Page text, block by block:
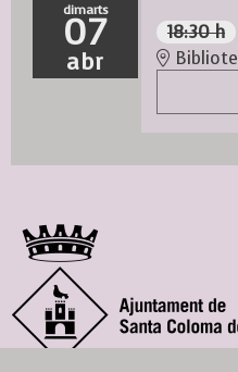
dimarts
07
abr
18:30 h